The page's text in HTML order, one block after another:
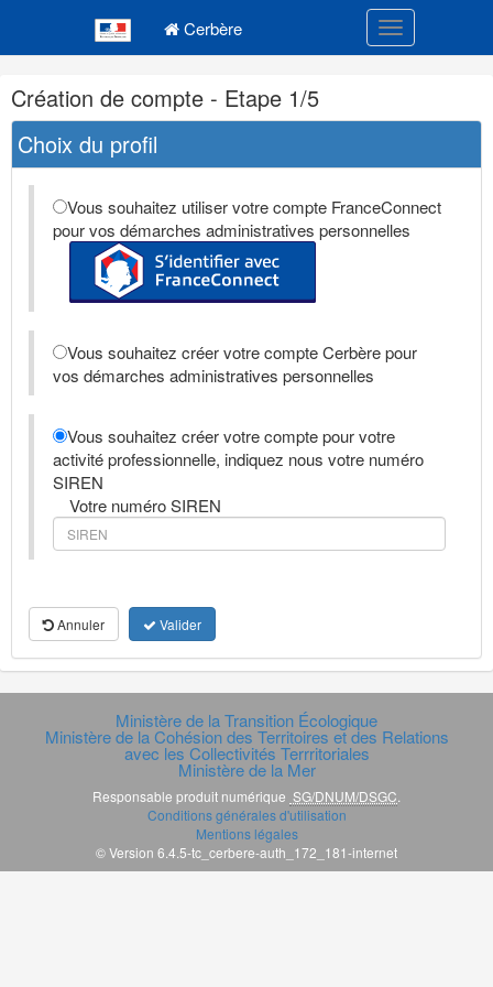
Cerbère Toggle
Navigation
et
outils
annexes
Création de compte - Etape 1/5
Choix du profil
Vous souhaitez utiliser votre compte FranceConnect
pour vos démarches administratives personnelles
Vous souhaitez créer votre compte Cerbère pour
vos démarches administratives personnelles
Vous souhaitez créer votre compte pour votre
activité professionnelle, indiquez nous votre numéro
SIREN
Votre numéro SIREN
Annuler Valider
Ministère de la Transition Écologique
Ministère de la Cohésion des Territoires et des Relations
avec les Collectivités Terrritoriales
Ministère de la Mer
Responsable produit numérique SG/DNUM/DSGC
Conditions générales d'utilisation
Mentions légales
© Version 6.4.5-tc_cerbere-auth_172_181-internet